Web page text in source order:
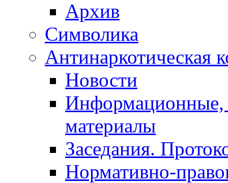
Архив
Символика
Антинаркотическая
Новости
Информационные,
материалы
Заседания.
Нормативно-